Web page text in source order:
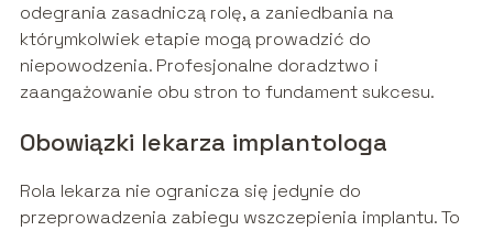
odegrania zasadniczą rolę, a zaniedbania na
którymkolwiek etapie mogą prowadzić do
niepowodzenia. Profesjonalne doradztwo i
zaangażowanie obu stron to fundament sukcesu.
Obowiązki lekarza implantologa
Rola lekarza nie ogranicza się jedynie do
przeprowadzenia zabiegu wszczepienia implantu. To